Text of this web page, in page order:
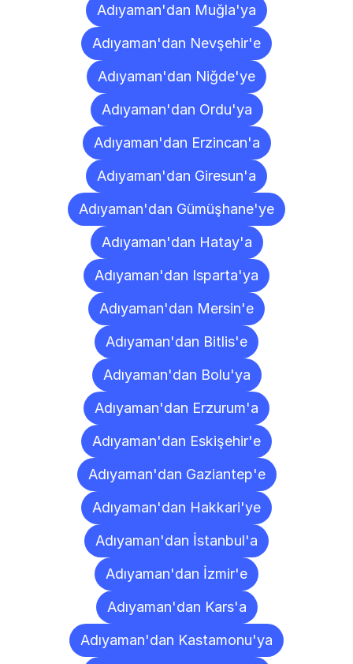
Adıyaman'dan Muğla'ya
Adıyaman'dan Nevşehir'e
Adıyaman'dan Niğde'ye
Adıyaman'dan Ordu'ya
Adıyaman'dan Erzincan'a
Adıyaman'dan Giresun'a
Adıyaman'dan Gümüşhane'ye
Adıyaman'dan Hatay'a
Adıyaman'dan Isparta'ya
Adıyaman'dan Mersin'e
Adıyaman'dan Bitlis'e
Adıyaman'dan Bolu'ya
Adıyaman'dan Erzurum'a
Adıyaman'dan Eskişehir'e
Adıyaman'dan Gaziantep'e
Adıyaman'dan Hakkari'ye
Adıyaman'dan İstanbul'a
Adıyaman'dan İzmir'e
Adıyaman'dan Kars'a
Adıyaman'dan Kastamonu'ya